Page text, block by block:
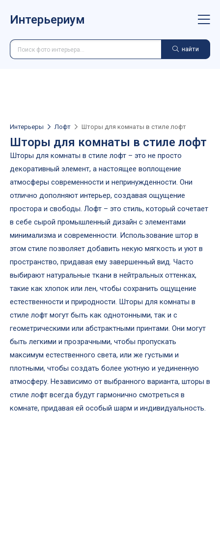
Интерьериум
найти
Интерьеры Лофт Шторы для комнаты в стиле лофт
Шторы для комнаты в стиле лофт
Шторы для комнаты в стиле лофт – это не просто
декоративный элемент, а настоящее воплощение
атмосферы современности и непринужденности. Они
отлично дополняют интерьер, создавая ощущение
простора и свободы. Лофт – это стиль, который сочетает
в себе сырой промышленный дизайн с элементами
минимализма и современности. Использование штор в
этом стиле позволяет добавить некую мягкость и уют в
пространство, придавая ему завершенный вид. Часто
выбирают натуральные ткани в нейтральных оттенках,
такие как хлопок или лен, чтобы сохранить ощущение
естественности и природности. Шторы для комнаты в
стиле лофт могут быть как однотонными, так и с
геометрическими или абстрактными принтами. Они могут
быть легкими и прозрачными, чтобы пропускать
максимум естественного света, или же густыми и
плотными, чтобы создать более уютную и уединенную
атмосферу. Независимо от выбранного варианта, шторы в
стиле лофт всегда будут гармонично смотреться в
комнате, придавая ей особый шарм и индивидуальность.